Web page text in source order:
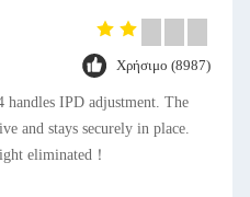
Χρήσιμο (8987)
IPD adjustment. The
and stays securely in place.
eliminated！